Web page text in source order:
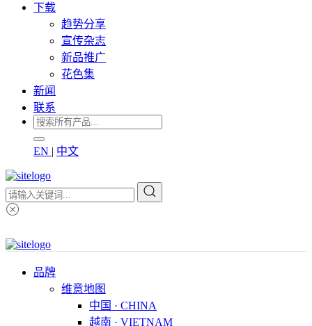
下载
趋势分享
宣传杂志
新品推广
花色集
新闻
联系
EN | 中文
品牌
维意地图
中国 · CHINA
越南 · VIETNAM